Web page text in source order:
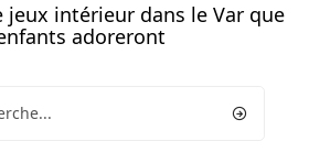
jeux intérieur dans le Var que
adoreront